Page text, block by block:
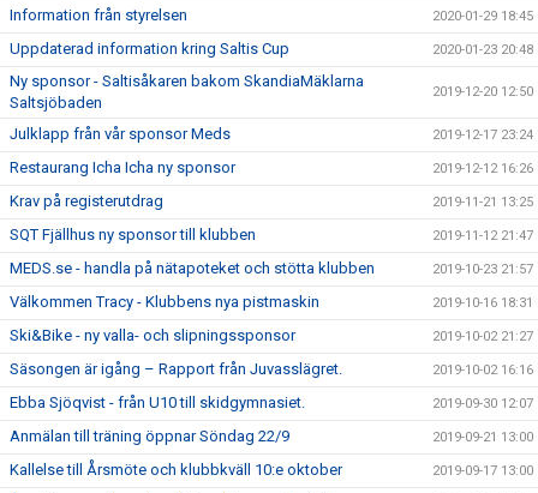
Information från styrelsen 2020-01-29 18:45
Uppdaterad information kring Saltis Cup 2020-01-23 20:48
Ny sponsor - Saltisåkaren bakom SkandiaMäklarna
Saltsjöbaden
2019-12-20 12:50
Julklapp från vår sponsor Meds 2019-12-17 23:24
Restaurang Icha Icha ny sponsor 2019-12-12 16:26
Krav på registerutdrag 2019-11-21 13:25
SQT Fjällhus ny sponsor till klubben 2019-11-12 21:47
MEDS.se - handla på nätapoteket och stötta klubben 2019-10-23 21:57
Välkommen Tracy - Klubbens nya pistmaskin 2019-10-16 18:31
Ski&Bike - ny valla- och slipningssponsor 2019-10-02 21:27
Säsongen är igång – Rapport från Juvasslägret. 2019-10-02 16:16
Ebba Sjöqvist - från U10 till skidgymnasiet. 2019-09-30 12:07
Anmälan till träning öppnar Söndag 22/9 2019-09-21 13:00
Kallelse till Årsmöte och klubbkväll 10:e oktober 2019-09-17 13:00